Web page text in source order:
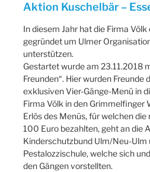
Aktion Kuschelbär –
In diesem Jahr hat die Firma
gegründet um Ulmer
unterstützen.
Gestartet wurde am 23.11.2018
Freunden“. Hier wurden Freunde
exklusiven Vier-Gänge-Menü in
Firma Völk in den Grimmelfinger
Erlös des Menüs, für welchen die
100 Euro bezahlten, geht an die
Kinderschutzbund Ulm/Neu-Ulm
Pestalozzischule, welche sich
den Gängen vorstellten.